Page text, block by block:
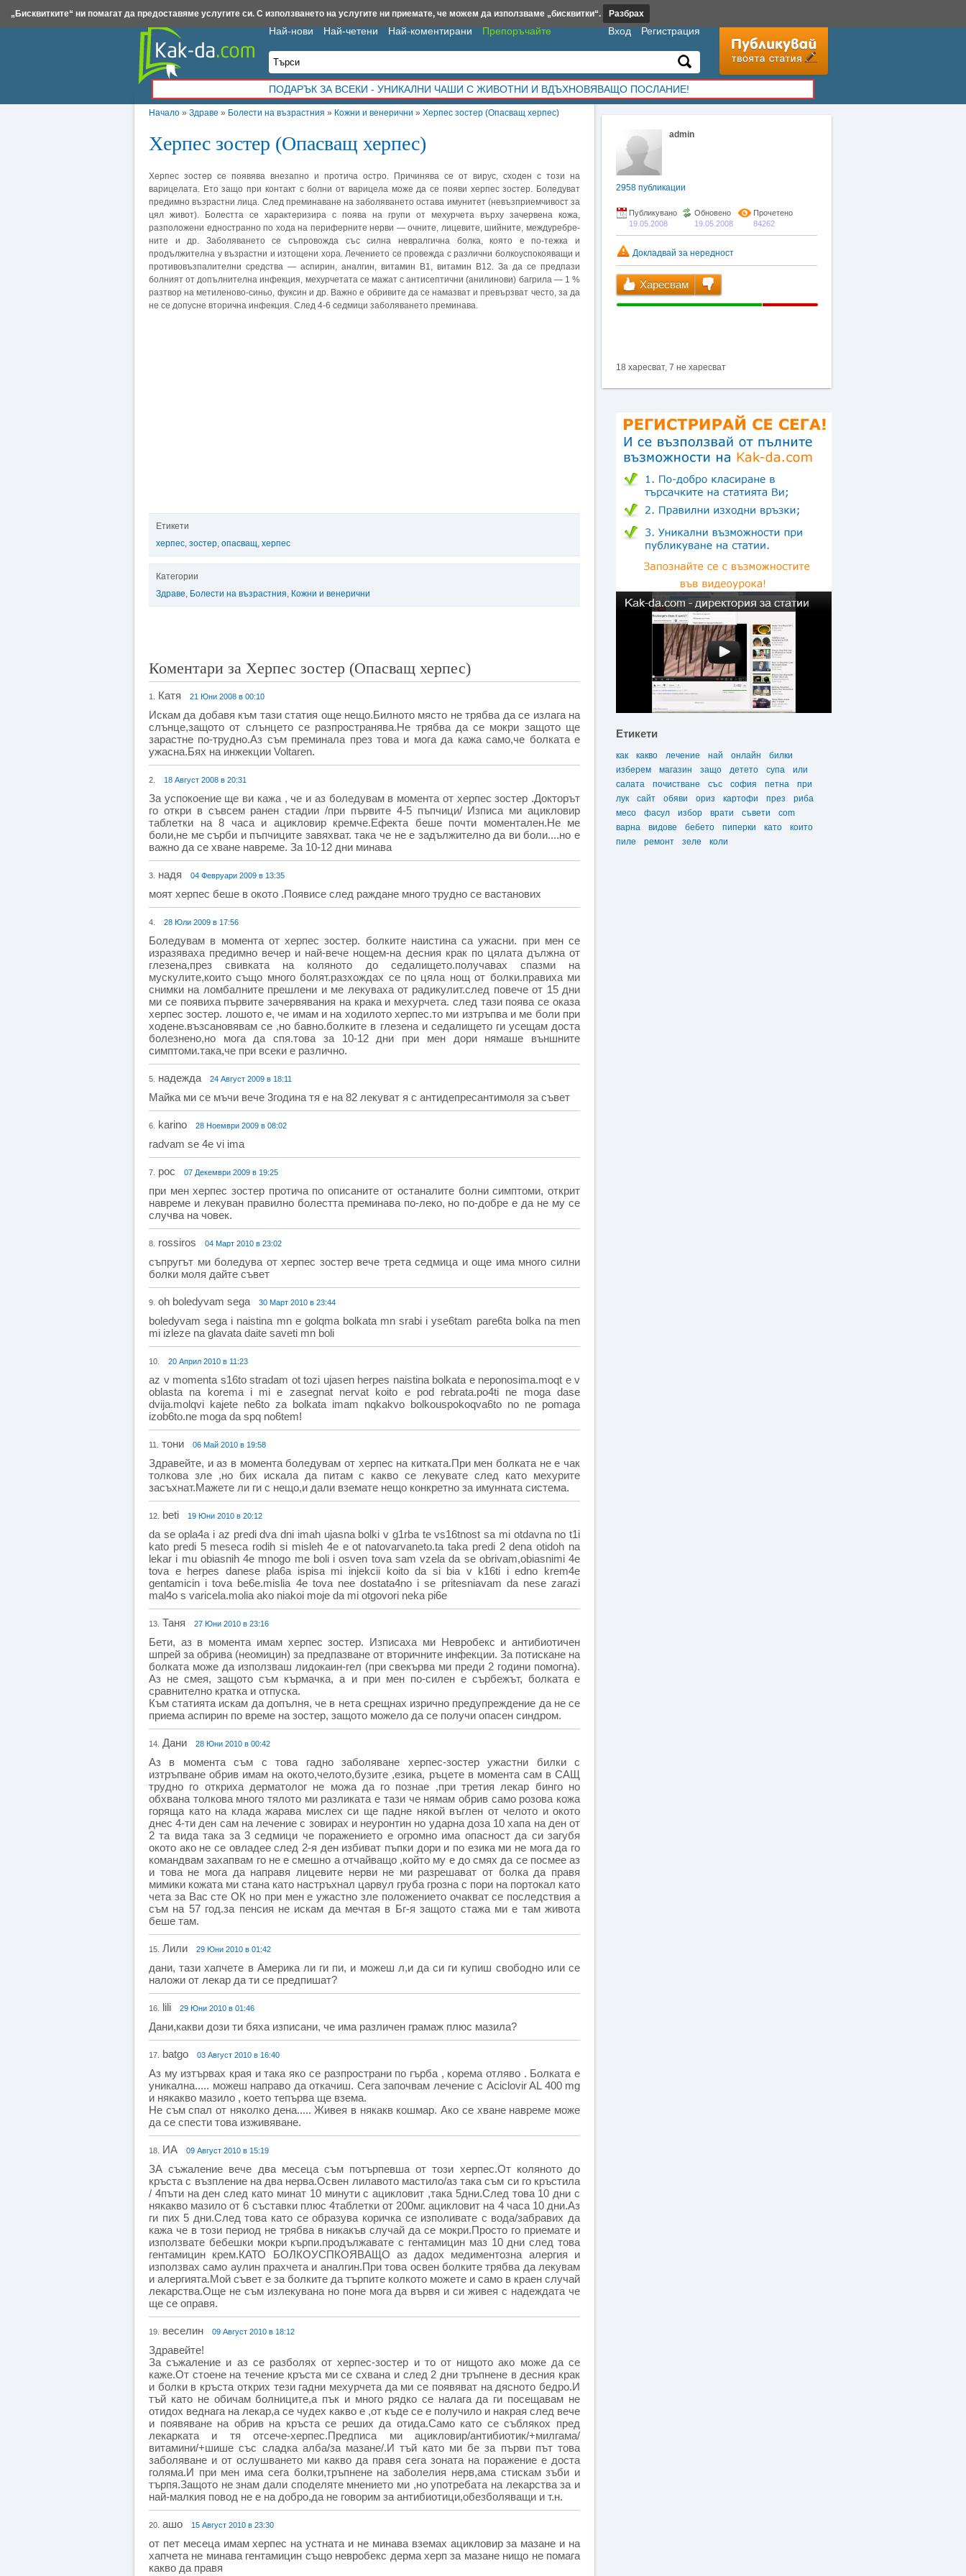
Начало » Здраве » Болести на възрастния » Кожни и венерични » Херпес зостер (Опасващ херпес)
Херпес зостер (Опасващ херпес)
Херпес зостер се появява внезапно и протича остро. Причинява се от вирус, сходен с този на
варицелата. Ето защо при контакт с болни от варицела може да се появи херпес зостер. Боледуват
предимно възрастни лица. След преминаване на заболяването остава имунитет (невъзприемчивост за
цял живот). Болестта се характеризира с поява на групи от мехурчета върху зачервена кожа,
разположени едностранно по хода на периферните нерви — очните, лицевите, шийните, междуребре-
ните и др. Заболяването се съпровожда със силна невралгична болка, която е по-тежка и
продължителна у възрастни и изтощени хора. Лечението се провежда с различни болкоуспокояващи и
противовъзпалителни средства — аспирин, аналгин, витамин В1, витамин В12. За да се предпази
болният от допълнителна инфекция, мехурчетата се мажат с антисептични (анилинови) багрила — 1 %
разтвор на метиленово-синьо, фуксин и др. Важно е обривите да се намазват и превързват често, за да
не се допусне вторична инфекция. След 4-6 седмици заболяването преминава.
Етикети
херпес, зостер, опасващ, херпес
Категории
Здраве, Болести на възрастния, Кожни и венерични
Коментари за Херпес зостер (Опасващ херпес)
1. Катя 21 Юни 2008 в 00:10
Искам да добавя към тази статия още нещо.Билното място не трябва да се излага на
слънце,защото от слънцето се разпространява.Не трябва да се мокри защото ще
зарастне по-трудно.Аз съм преминала през това и мога да кажа само,че болката е
ужасна.Бях на инжекции Voltaren.
2. 18 Август 2008 в 20:31
За успокоение ще ви кажа , че и аз боледувам в момента от херпес зостер .Докторът
го откри в съвсем ранен стадии /при първите 4-5 пъпчици/ Изписа ми ацикловир
таблетки на 8 часа и ацикловир кремче.Ефекта беше почти моментален.Не ме
боли,не ме сърби и пъпчиците завяхват. така че не е задължително да ви боли....но е
важно да се хване навреме. За 10-12 дни минава
3. надя 04 Февруари 2009 в 13:35
моят херпес беше в окото .Появисе след раждане много трудно се вастанових
4. 28 Юли 2009 в 17:56
Боледувам в момента от херпес зостер. болките наистина са ужасни. при мен се
изразяваха предимно вечер и най-вече нощем-на десния крак по цялата дължна от
глезена,през свивката на коляното до седалището.получавах спазми на
мускулите,които също много болят.разхождах се по цяла нощ от болки.правиха ми
снимки на ломбалните прешлени и ме лекуваха от радикулит.след повече от 15 дни
ми се появиха първите зачервявания на крака и мехурчета. след тази поява се оказа
херпес зостер. лошото е, че имам и на ходилото херпес.то ми изтръпва и ме боли при
ходене.възсановявам се ,но бавно.болките в глезена и седалището ги усещам доста
болезнено,но мога да спя.това за 10-12 дни при мен дори нямаше външните
симптоми.така,че при всеки е различно.
5. надежда 24 Август 2009 в 18:11
Майка ми се мъчи вече 3година тя е на 82 лекуват я с антидепресантимоля за съвет
6. karino 28 Ноември 2009 в 08:02
radvam se 4e vi ima
7. рос 07 Декември 2009 в 19:25
при мен херпес зостер протича по описаните от останалите болни симптоми, открит
навреме и лекуван правилно болестта преминава по-леко, но по-добре е да не му се
случва на човек.
8. rossiros 04 Март 2010 в 23:02
съпругът ми боледува от херпес зостер вече трета седмица и още има много силни
болки моля дайте съвет
9. oh boledyvam sega 30 Март 2010 в 23:44
boledyvam sega i naistina mn e golqma bolkata mn srabi i yse6tam pare6ta bolka na men
mi izleze na glavata daite saveti mn boli
10. 20 Април 2010 в 11:23
az v momenta s16to stradam ot tozi ujasen herpes naistina bolkata e neponosima.moqt e v
oblasta na korema i mi e zasegnat nervat koito e pod rebrata.po4ti ne moga dase
dvija.molqvi kajete ne6to za bolkata imam nqkakvo bolkouspokoqva6to no ne pomaga
izob6to.ne moga da spq no6tem!
11. тони 06 Май 2010 в 19:58
Здравейте, и аз в момента боледувам от херпес на китката.При мен болката не е чак
толкова зле ,но бих искала да питам с какво се лекувате след като мехурите
засъхнат.Мажете ли ги с нещо,и дали вземате нещо конкретно за имунната система.
12. beti 19 Юни 2010 в 20:12
da se opla4a i az predi dva dni imah ujasna bolki v g1rba te vs16tnost sa mi otdavna no t1i
kato predi 5 meseca rodih si misleh 4e e ot natovarvaneto.ta taka predi 2 dena otidoh na
lekar i mu obiasnih 4e mnogo me boli i osven tova sam vzela da se obrivam,obiasnimi 4e
tova e herpes danese pla6a ispisa mi injekcii koito da si bia v k16ti i edno krem4e
gentamicin i tova be6e.mislia 4e tova nee dostata4no i se pritesniavam da nese zarazi
mal4o s varicela.molia ako niakoi moje da mi otgovori neka pi6e
13. Таня 27 Юни 2010 в 23:16
Бети, аз в момента имам херпес зостер. Изписаха ми Невробекс и антибиотичен
шпрей за обрива (неомицин) за предпазване от вторичните инфекции. За потискане на
болката може да използваш лидокаин-гел (при свекърва ми преди 2 години помогна).
Аз не смея, защото съм кърмачка, а и при мен по-силен е сърбежът, болката е
сравнително кратка и отпуска.
Към статията искам да допълня, че в нета срещнах изрично предупреждение да не се
приема аспирин по време на зостер, защото можело да се получи опасен синдром.
14. Дани 28 Юни 2010 в 00:42
Аз в момента съм с това гадно заболяване херпес-зостер ужастни билки с
изтръпване обрив имам на окото,челото,бузите ,езика, ръцете в момента сам в САЩ
трудно го откриха дерматолог не можа да го познае ,при третия лекар бинго но
обхвана толкова много тялото ми разликата е тази че нямам обрив само розова кожа
горяща като на клада жарава мислех си ще падне някой въглен от челото и окото
днес 4-ти ден сам на лечение с зовирах и неуронтин но ударна доза 10 хапа на ден от
2 та вида така за 3 седмици че поражението е огромно има опасност да си загубя
окото ако не се овладее след 2-я ден избиват пъпки дори и по езика ми не мога да го
командвам захапвам го не е смешно а отчайващо ,който му е до смях да се посмее аз
и това не мога да направя лицевите нерви не ми разрешават от болка да правя
мимики кожата ми стана като настръхнал царвул груба грозна с пори на портокал като
чета за Вас сте ОК но при мен е ужастно зле положението очакват се последствия а
съм на 57 год.за пенсия не искам да мечтая в Бг-я защото стажа ми е там живота
беше там.
15. Лили 29 Юни 2010 в 01:42
дани, тази хапчете в Америка ли ги пи, и можеш л,и да си ги купиш свободно или се
наложи от лекар да ти се предпишат?
16. lili 29 Юни 2010 в 01:46
Дани,какви дози ти бяха изписани, че има различен грамаж плюс мазила?
17. batgo 03 Август 2010 в 16:40
Аз му изтървах края и така яко се разпространи по гърба , корема отляво . Болката е
уникална..... можеш направо да откачиш. Сега започвам лечение с Aciclovir AL 400 mg
и някакво мазило , което тепърва ще взема.
Не съм спал от няколко дена..... Живея в някакв кошмар. Ако се хване навреме може
да се спести това изживяване.
18. ИА 09 Август 2010 в 15:19
ЗА съжаление вече два месеца съм потърпевша от този херпес.От коляното до
кръста с възпление на два нерва.Освен лилавото мастило/аз така съм си го кръстила
/ 4пъти на ден след като минат 10 минути с ацикловит ,така 5дни.След това 10 дни с
някакво мазило от 6 съставки плюс 4таблетки от 200мг. ацикловит на 4 часа 10 дни.Аз
ги пих 5 дни.След това като се образува коричка се изполивате с вода/забравих да
кажа че в този период не трябва в никакъв случай да се мокри.Просто го приемате и
използвате бебешки мокри кърпи.продължавате с гентамицин маз 10 дни след това
гентамицин крем.КАТО БОЛКОУСПКОЯВАЩО аз дадох медиментозна алергия и
използвах само аулин прахчета и аналгин.При това освен болките трябва да лекувам
и алергията.Мой съвет е за болките да търпите колкото можете и само в краен случай
лекарства.Още не съм излекувана но поне мога да вървя и си живея с надеждата че
ще се оправя.
19. веселин 09 Август 2010 в 18:12
Здравейте!
За съжаление и аз се разболях от херпес-зостер и то от нищото ако може да се
каже.От стоене на течение кръста ми се схвана и след 2 дни тръпнене в десния крак
и болки в кръста открих тези гадни мехурчета да ми се появяват на дясното бедро.И
тъй като не обичам болниците,а пък и много рядко се налага да ги посещавам не
отидох веднага на лекар,а се чудех какво е ,от къде се е получило и накрая след вече
и появяване на обрив на кръста се реших да отида.Само като се съблякох пред
лекарката и тя отсече-херпес.Предписа ми ацикловир/антибиотик/+милгама/
витамини/+шише със сладка алба/за мазане/.И тъй като ми бе за първи път това
заболяване и от ослушването ми какво да правя сега зоната на поражение е доста
голяма.И при мен има сега болки,тръпнене на заболелия нерв,ама стискам зъби и
търпя.Защото не знам дали споделяте мнението ми ,но употребата на лекарства за и
най-малкия повод не е на добро,да не говорим за антибиотици,обезболяващи и т.н.
20. ашо 15 Август 2010 в 23:30
от пет месеца имам херпес на устната и не минава вземах ацикловир за мазане и на
хапчета не минава гентамицин също невробекс дерма херп за мазане нищо не помага
какво да правя
admin
2958 публикации
Публикувано
19.05.2008
Обновено
19.05.2008
Прочетено
84262
Докладвай за нередност
Харесвам
18 харесват, 7 не харесват
Етикети
как какво лечение най онлайн
билки
изберем
магазин защо детето супа
или
салата
почистване със софия петна
при
лук
сайт обяви ориз картофи през
риба
месо
фасул избор врати съвети
com
варна
видове бебето пиперки като
които
пиле
ремонт зеле коли
Най-нови Най-четени Най-коментирани Препоръчайте Вход Регистрация
ПОДАРЪК ЗА ВСЕКИ - УНИКАЛНИ ЧАШИ С ЖИВОТНИ И ВДЪХНОВЯВАЩО ПОСЛАНИЕ!
Insert.bg Framar.bg Kak-da.com Iztochnik.com BauBau.bg NewAge.bg
„Бисквитките“ ни помагат да предоставяме услугите си. С използването на услугите ни приемате, че можем да използваме „бисквитки“. Разбрах